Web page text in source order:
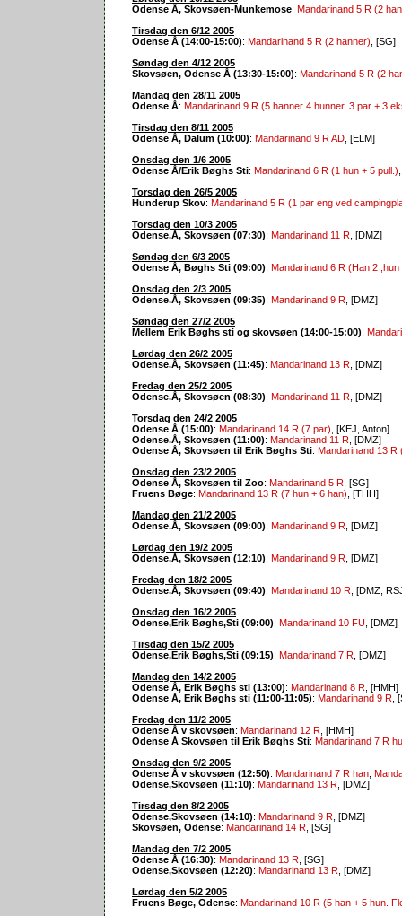
Odense Å, Skovsøen-Munkemose: Mandarinand 5 R (2
Tirsdag den 6/12 2005
Odense Å (14:00-15:00): Mandarinand 5 R (2 hanner) , [SG]
Søndag den 4/12 2005
Skovsøen, Odense Å (13:30-15:00): Mandarinand 5 R (2
Mandag den 28/11 2005
Odense Å: Mandarinand 9 R (5 hanner 4 hunner, 3 par + 3
Tirsdag den 8/11 2005
Odense Å, Dalum (10:00): Mandarinand 9 R AD , [ELM]
Onsdag den 1/6 2005
Odense Å/Erik Bøghs Sti: Mandarinand 6 R (1 hun + 5 pull.)
Torsdag den 26/5 2005
Hunderup Skov: Mandarinand 5 R (1 par eng ved
Torsdag den 10/3 2005
Odense.Å, Skovsøen (07:30): Mandarinand 11 R , [DMZ]
Søndag den 6/3 2005
Odense Å, Bøghs Sti (09:00): Mandarinand 6 R (Han 2 ,hun
Onsdag den 2/3 2005
Odense.Å, Skovsøen (09:35): Mandarinand 9 R , [DMZ]
Søndag den 27/2 2005
Mellem Erik Bøghs sti og skovsøen (14:00-15:00):
Lørdag den 26/2 2005
Odense.Å, Skovsøen (11:45): Mandarinand 13 R , [DMZ]
Fredag den 25/2 2005
Odense.Å, Skovsøen (08:30): Mandarinand 11 R , [DMZ]
Torsdag den 24/2 2005
Odense Å (15:00): Mandarinand 14 R (7 par) , [KEJ, Anton]
Odense.Å, Skovsøen (11:00): Mandarinand 11 R , [DMZ]
Odense Å, Skovsøen til Erik Bøghs Sti: Mandarinand 13 R
Onsdag den 23/2 2005
Odense Å, Skovsøen til Zoo: Mandarinand 5 R , [SG]
Fruens Bøge: Mandarinand 13 R (7 hun + 6 han) , [THH]
Mandag den 21/2 2005
Odense.Å, Skovsøen (09:00): Mandarinand 9 R , [DMZ]
Lørdag den 19/2 2005
Odense.Å, Skovsøen (12:10): Mandarinand 9 R , [DMZ]
Fredag den 18/2 2005
Odense.Å, Skovsøen (09:40): Mandarinand 10 R , [DMZ,
Onsdag den 16/2 2005
Odense,Erik Bøghs,Sti (09:00): Mandarinand 10 FU , [DMZ]
Tirsdag den 15/2 2005
Odense,Erik Bøghs,Sti (09:15): Mandarinand 7 R , [DMZ]
Mandag den 14/2 2005
Odense Å, Erik Bøghs sti (13:00): Mandarinand 8 R , [HMH]
Odense Å, Erik Bøghs sti (11:00-11:05): Mandarinand 9 R ,
Fredag den 11/2 2005
Odense Å v skovsøen: Mandarinand 12 R , [HMH]
Odense Å Skovsøen til Erik Bøghs Sti: Mandarinand 7 R
Onsdag den 9/2 2005
Odense Å v skovsøen (12:50): Mandarinand 7 R han
Odense,Skovsøen (11:10): Mandarinand 13 R , [DMZ]
Tirsdag den 8/2 2005
Odense,Skovsøen (14:10): Mandarinand 9 R , [DMZ]
Skovsøen, Odense: Mandarinand 14 R , [SG]
Mandag den 7/2 2005
Odense Å (16:30): Mandarinand 13 R , [SG]
Odense,Skovsøen (12:20): Mandarinand 13 R , [DMZ]
Lørdag den 5/2 2005
Fruens Bøge, Odense: Mandarinand 10 R (5 han + 5 hun.